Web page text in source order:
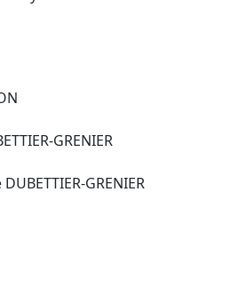
GRENIER
GRENIER